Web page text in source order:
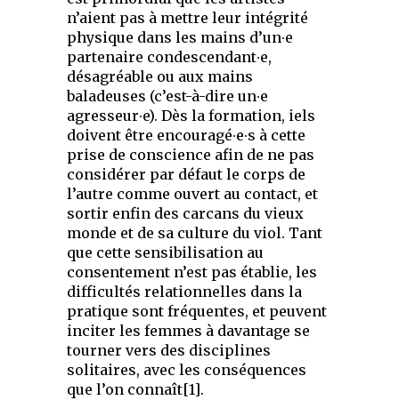
n’aient pas à mettre leur intégrité
physique dans les mains d’un∙e
partenaire condescendant∙e,
désagréable ou aux mains
baladeuses (c’est-à-dire un∙e
agresseur∙e). Dès la formation, iels
doivent être encouragé∙e∙s à cette
prise de conscience afin de ne pas
considérer par défaut le corps de
l’autre comme ouvert au contact, et
sortir enfin des carcans du vieux
monde et de sa culture du viol. Tant
que cette sensibilisation au
consentement n’est pas établie, les
difficultés relationnelles dans la
pratique sont fréquentes, et peuvent
inciter les femmes à davantage se
tourner vers des disciplines
solitaires, avec les conséquences
que l’on connaît[1].